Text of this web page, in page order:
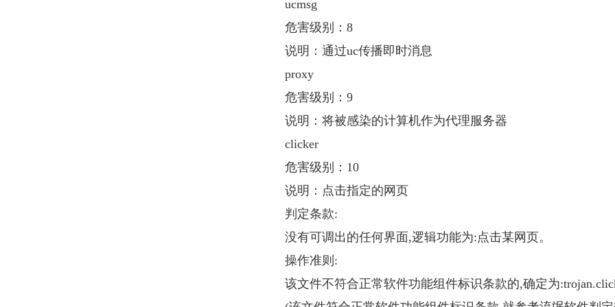
ucmsg
危害级别：8
说明：通过uc传播即时消息
proxy
危害级别：9
说明：将被感染的计算机作为代理服务器
clicker
危害级别：10
说明：点击指定的网页
判定条款:
没有可调出的任何界面,逻辑功能为:点击某网页。
操作准则:
该文件不符合正常软件功能组件标识条款的,确定为